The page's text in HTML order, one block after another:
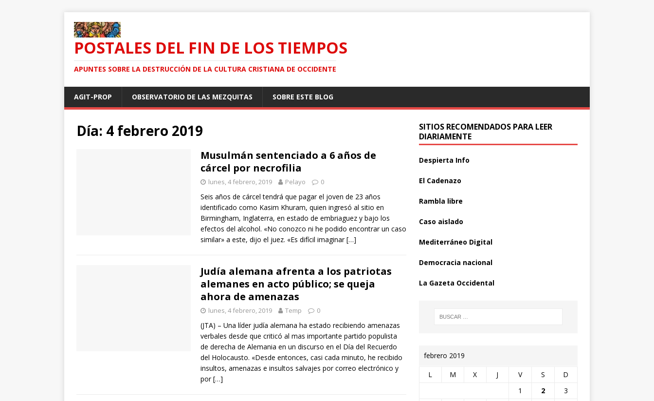
POSTALES DEL FIN DE LOS TIEMPOS
APUNTES SOBRE LA DESTRUCCIÓN DE LA CULTURA CRISTIANA DE OCCIDENTE
AGIT-PROP OBSERVATORIO DE LAS MEZQUITAS SOBRE ESTE BLOG
Día: 4 febrero 2019
Musulmán sentenciado a 6 años de
cárcel por necrofilia
lunes, 4 febrero, 2019 Pelayo 0
Seis años de cárcel tendrá que pagar el joven de 23 años
identificado como Kasim Khuram, quien ingresó al sitio en
Birmingham, Inglaterra, en estado de embriaguez y bajo los
efectos del alcohol. «No conozco ni he podido encontrar un caso
similar» a este, dijo el juez. «Es difícil imaginar[…]
Judía alemana afrenta a los patriotas
alemanes en acto público; se queja
ahora de amenazas
lunes, 4 febrero, 2019 Temp 0
(JTA) – Una líder judía alemana ha estado recibiendo amenazas
verbales desde que criticó al mas importante partido populista
de derecha de Alemania en un discurso en el Día del Recuerdo
del Holocausto. «Desde entonces, casi cada minuto, he recibido
insultos, amenazas e insultos salvajes por correo electrónico y
por[…]
SITIOS RECOMENDADOS PARA LEER
DIARIAMENTE
Despierta Info
El Cadenazo
Rambla libre
Caso aislado
Mediterráneo Digital
Democracia nacional
La Gazeta Occidental
febrero 2019
L M X J V S D
1 2
3